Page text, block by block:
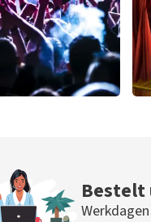
Bestelt